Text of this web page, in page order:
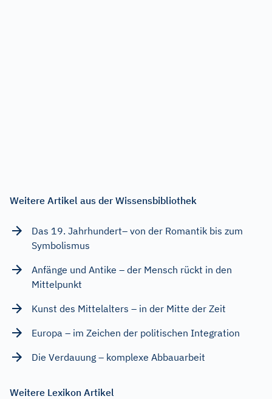
Weitere Artikel aus der Wissensbibliothek
Das 19. Jahrhundert– von der Romantik bis zum
Symbolismus
Anfänge und Antike – der Mensch rückt in den
Mittelpunkt
Kunst des Mittelalters – in der Mitte der Zeit
Europa – im Zeichen der politischen Integration
Die Verdauung – komplexe Abbauarbeit
Weitere Lexikon Artikel